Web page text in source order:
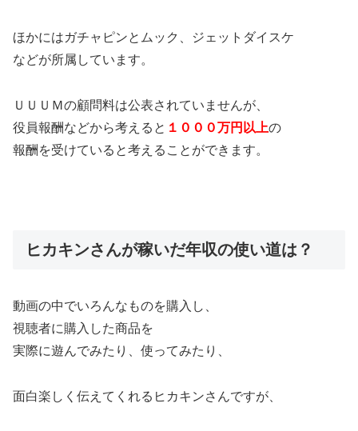
ほかにはガチャピンとムック、ジェットダイスケ
などが所属しています。
ＵＵＵＭの顧問料は公表されていませんが、
役員報酬などから考えると １０００万円以上の
報酬を受けていると考えることができます。
ヒカキンさんが稼いだ年収の使い道は？
動画の中でいろんなものを購入し、
視聴者に購入した商品を
実際に遊んでみたり、使ってみたり、
面白楽しく伝えてくれるヒカキンさんですが、